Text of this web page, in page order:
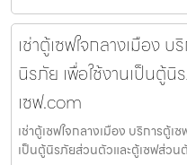
เช่าตู้เซฟใจกลางเมือง
นิรภัย เพื่อใช้งานเป็นตู้
เซฟ.com
เช่าตู้เซฟใจกลางเมือง บริการตู้เ
เป็นตู้นิรภัยส่วนตัวและตู้เซฟส่ว